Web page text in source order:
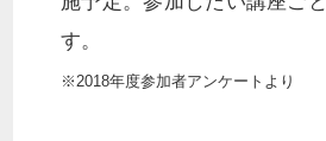
す。
※2018年度参加者アンケートより